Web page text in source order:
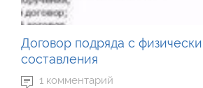
Договор подряда с
составления
1 комментарий